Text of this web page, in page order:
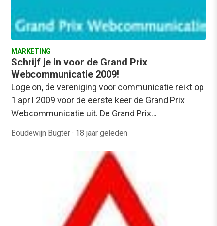
MARKETING
Schrijf je in voor de Grand Prix
Webcommunicatie 2009!
Logeion, de vereniging voor communicatie reikt op
1 april 2009 voor de eerste keer de Grand Prix
Webcommunicatie uit. De Grand Prix…
Boudewijn Bugter · 18 jaar geleden